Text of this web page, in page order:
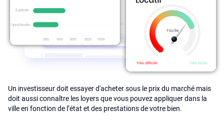
Un investisseur doit essayer d'acheter sous le prix du marché mais
doit aussi connaître les loyers que vous pouvez appliquer dans la
ville en fonction de l’état et des prestations de votre bien.